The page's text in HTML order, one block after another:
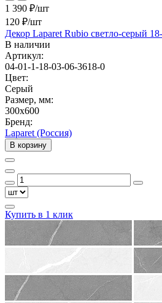
1 390 ₽/шт
120 ₽/шт
Декор Laparet Rubio светло-серый
В наличии
Артикул:
04-01-1-18-03-06-3618-0
Цвет:
Серый
Размер, мм:
300x600
Бренд:
Laparet (Россия)
В корзину
Купить в 1 клик